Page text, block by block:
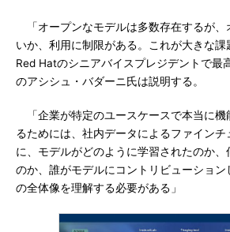
「オープンなモデルは多数存在するが、
いか、利用に制限がある。これが大きな課
Red Hatのシニアバイスプレジデントで最
のアシシュ・バダーニ氏は説明する。
「企業が特定のユースケースで本当に機
るためには、社内データによるファイン
に、モデルがどのように学習されたのか
のか、誰がモデルにコントリビューショ
の全体像を理解する必要がある」